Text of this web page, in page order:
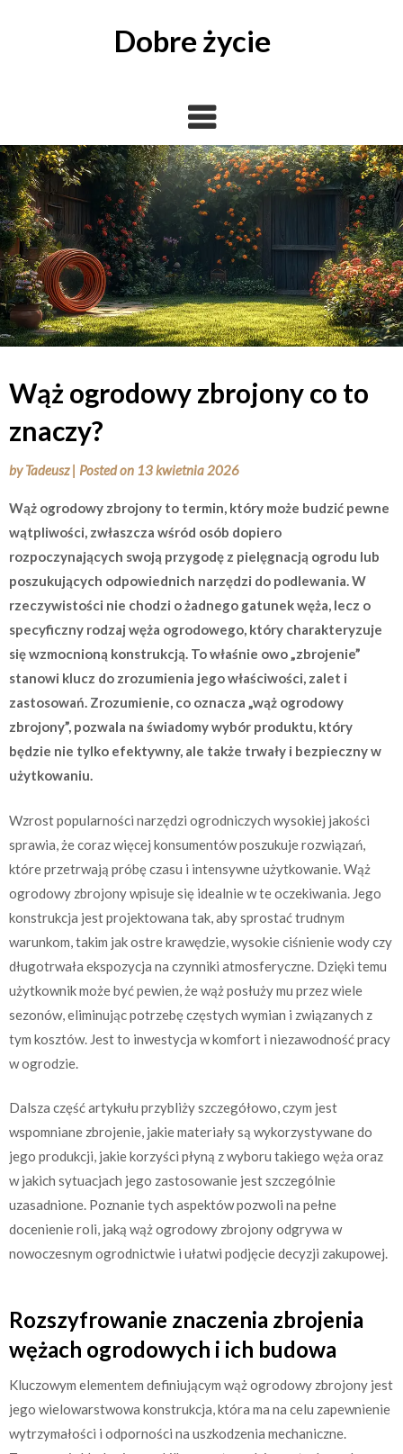
Dobre życie
Wąż ogrodowy zbrojony co to
znaczy?
byTadeusz | Posted on 13 kwietnia 2026
Wąż ogrodowy zbrojony to termin, który może budzić pewne
wątpliwości, zwłaszcza wśród osób dopiero
rozpoczynających swoją przygodę z pielęgnacją ogrodu lub
poszukujących odpowiednich narzędzi do podlewania. W
rzeczywistości nie chodzi o żadnego gatunek węża, lecz o
specyficzny rodzaj węża ogrodowego, który charakteryzuje
się wzmocnioną konstrukcją. To właśnie owo „zbrojenie”
stanowi klucz do zrozumienia jego właściwości, zalet i
zastosowań. Zrozumienie, co oznacza „wąż ogrodowy
zbrojony”, pozwala na świadomy wybór produktu, który
będzie nie tylko efektywny, ale także trwały i bezpieczny w
użytkowaniu.
Wzrost popularności narzędzi ogrodniczych wysokiej jakości
sprawia, że coraz więcej konsumentów poszukuje rozwiązań,
które przetrwają próbę czasu i intensywne użytkowanie. Wąż
ogrodowy zbrojony wpisuje się idealnie w te oczekiwania. Jego
konstrukcja jest projektowana tak, aby sprostać trudnym
warunkom, takim jak ostre krawędzie, wysokie ciśnienie wody czy
długotrwała ekspozycja na czynniki atmosferyczne. Dzięki temu
użytkownik może być pewien, że wąż posłuży mu przez wiele
sezonów, eliminując potrzebę częstych wymian i związanych z
tym kosztów. Jest to inwestycja w komfort i niezawodność pracy
w ogrodzie.
Dalsza część artykułu przybliży szczegółowo, czym jest
wspomniane zbrojenie, jakie materiały są wykorzystywane do
jego produkcji, jakie korzyści płyną z wyboru takiego węża oraz
w jakich sytuacjach jego zastosowanie jest szczególnie
uzasadnione. Poznanie tych aspektów pozwoli na pełne
docenienie roli, jaką wąż ogrodowy zbrojony odgrywa w
nowoczesnym ogrodnictwie i ułatwi podjęcie decyzji zakupowej.
Rozszyfrowanie znaczenia zbrojenia
wężach ogrodowych i ich budowa
Kluczowym elementem definiującym wąż ogrodowy zbrojony jest
jego wielowarstwowa konstrukcja, która ma na celu zapewnienie
wytrzymałości i odporności na uszkodzenia mechaniczne.